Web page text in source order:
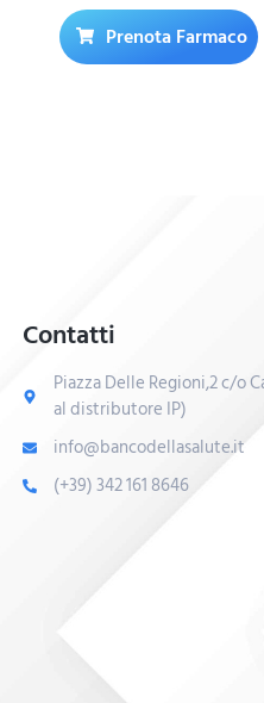
Prenota Farmaco
Contatti
Piazza Delle Regioni,2 c/o
al distributore IP)
info@bancodellasalute.it
(+39) 342 161 8646